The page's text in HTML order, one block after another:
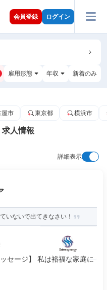
会員登録 ログイン
雇用形態 年収 新着のみ
屋市 東京都 横浜市
人情報
詳細表示
いないで出てきなさい！
セージ】 私は裕福な家庭に